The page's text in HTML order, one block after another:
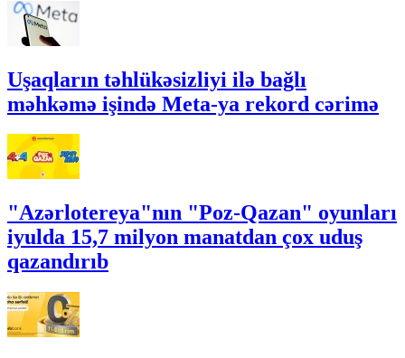
Uşaqların təhlükəsizliyi ilə bağlı
məhkəmə işində Meta-ya rekord cərimə
"Azərlotereya"nın "Poz-Qazan" oyunları
iyulda 15,7 milyon manatdan çox uduş
qazandırıb